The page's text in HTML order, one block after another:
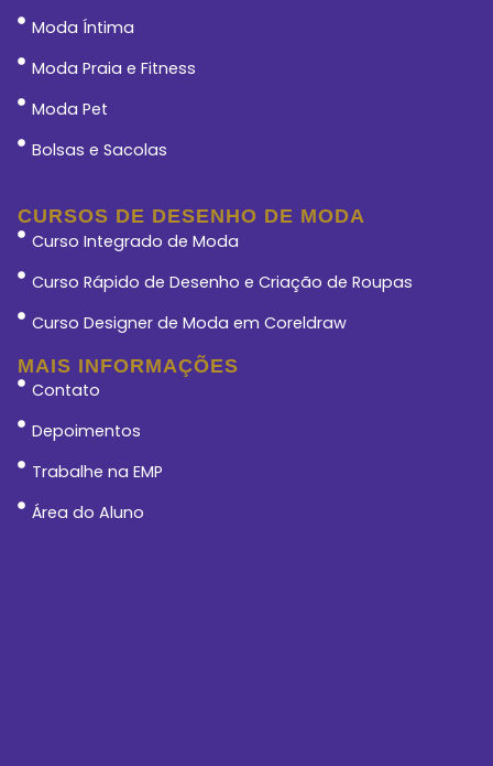
Moda Íntima
Moda Praia e Fitness
Moda Pet
Bolsas e Sacolas
CURSOS DE DESENHO DE MODA
Curso Integrado de Moda
Curso Rápido de Desenho e Criação de Roupas
Curso Designer de Moda em Coreldraw
MAIS INFORMAÇÕES
Contato
Depoimentos
Trabalhe na EMP
Área do Aluno